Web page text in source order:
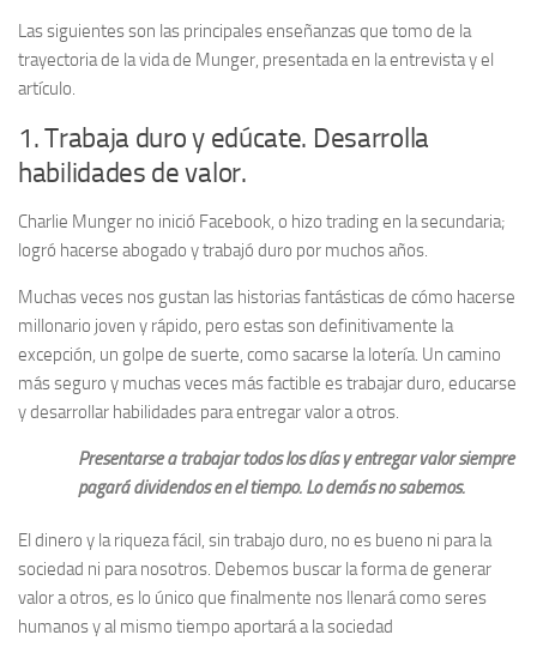
Las siguientes son las principales enseñanzas que tomo de la
trayectoria de la vida de Munger, presentada en la entrevista y el
artículo.
1. Trabaja duro y edúcate. Desarrolla
habilidades de valor.
Charlie Munger no inició Facebook, o hizo trading en la secundaria;
logró hacerse abogado y trabajó duro por muchos años.
Muchas veces nos gustan las historias fantásticas de cómo hacerse
millonario joven y rápido, pero estas son definitivamente la
excepción, un golpe de suerte, como sacarse la lotería. Un camino
más seguro y muchas veces más factible es trabajar duro, educarse
y desarrollar habilidades para entregar valor a otros.
Presentarse a trabajar todos los días y entregar valor siempre
pagará dividendos en el tiempo. Lo demás no sabemos.
El dinero y la riqueza fácil, sin trabajo duro, no es bueno ni para la
sociedad ni para nosotros. Debemos buscar la forma de generar
valor a otros, es lo único que finalmente nos llenará como seres
humanos y al mismo tiempo aportará a la sociedad